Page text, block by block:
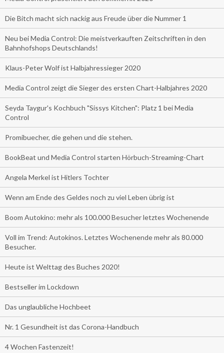
Die Bitch macht sich nackig aus Freude über die Nummer 1
Neu bei Media Control: Die meistverkauften Zeitschriften in den
Bahnhofshops Deutschlands!
Klaus-Peter Wolf ist Halbjahressieger 2020
Media Control zeigt die Sieger des ersten Chart-Halbjahres 2020
Seyda Taygur's Kochbuch "Sissys Kitchen": Platz 1 bei Media
Control
Promibuecher, die gehen und die stehen.
BookBeat und Media Control starten Hörbuch-Streaming-Chart
Angela Merkel ist Hitlers Tochter
Wenn am Ende des Geldes noch zu viel Leben übrig ist
Boom Autokino: mehr als 100.000 Besucher letztes Wochenende
Voll im Trend: Autokinos. Letztes Wochenende mehr als 80.000
Besucher.
Heute ist Welttag des Buches 2020!
Bestseller im Lockdown
Das unglaubliche Hochbeet
Nr. 1 Gesundheit ist das Corona-Handbuch
4 Wochen Fastenzeit!